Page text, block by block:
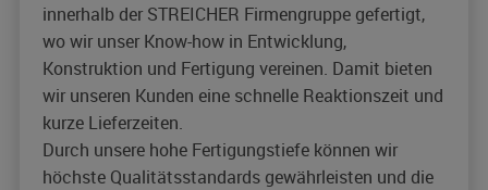
innerhalb der STREICHER Firmengruppe gefertigt,
wo wir unser Know-how in Entwicklung,
Konstruktion und Fertigung vereinen. Damit bieten
wir unseren Kunden eine schnelle Reaktionszeit und
kurze Lieferzeiten.
Durch unsere hohe Fertigungstiefe können wir
höchste Qualitätsstandards gewährleisten und die